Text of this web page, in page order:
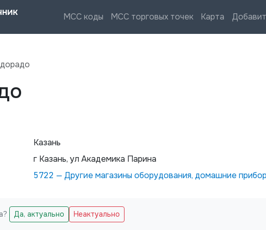
MCC коды MCC торговых точек Карта
Казань
г Казань, ул Академика Парина
5722 — Другие магазины оборудования, домашние
Да, актуально Неактуально